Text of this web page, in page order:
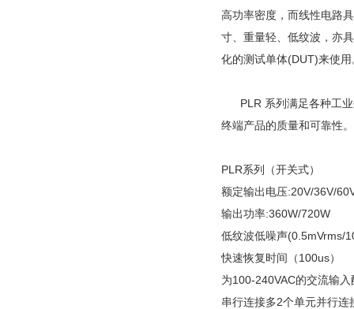
高功率密度，而线性电路
寸、重量轻、低纹波，亦
化的测试单体(DUT)来使
PLR 系列满足各种工业
终端产品的质量和可靠性。
PLR系列（开关式）
额定输出电压:20V/36V/
输出功率:360W/720W
低纹波低噪声(0.5mVrms/
快速恢复时间（100us）
为100-240VAC的交流输
串行连接多2个单元并行连